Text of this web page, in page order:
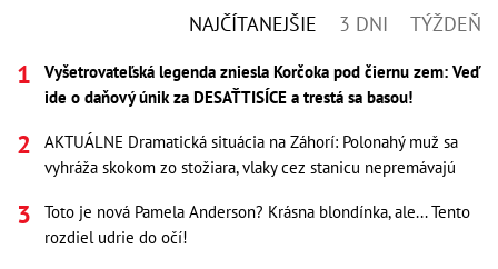
NAJČÍTANEJŠIE 3 DNI TÝŽDEŇ
Vyšetrovateľská legenda zniesla Korčoka pod čiernu zem: Veď
ide o daňový únik za DESAŤTISÍCE a trestá sa basou!
AKTUÁLNE Dramatická situácia na Záhorí: Polonahý muž sa
vyhráža skokom zo stožiara, vlaky cez stanicu nepremávajú
Toto je nová Pamela Anderson? Krásna blondínka, ale... Tento
rozdiel udrie do očí!